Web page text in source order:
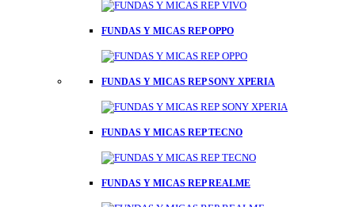
FUNDAS Y MICAS REP OPPO
FUNDAS Y MICAS REP SONY XPERIA
FUNDAS Y MICAS REP TECNO
FUNDAS Y MICAS REP REALME